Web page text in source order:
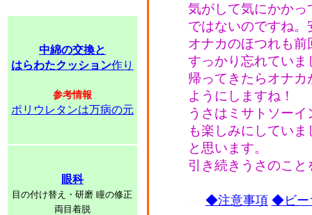
中綿の交換と
はらわたクッション作り
参考情報
ポリウレタンは万病の元
眼科
目の付け替え・研磨 瞳の修正
両目着脱
気がして気にかか
ではないのですね。
オナカのほつれも
すっかり忘れていま
帰ってきたらオナ
ようにしますね！
うさはミサトソー
も楽しみにしてい
と思います。
引き続きうさのこ
◆注意事項 ◆ビー